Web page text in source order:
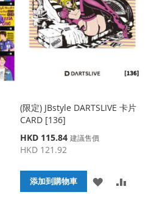
藏
夾
較
(限定) JBstyle DARTSLIVE 卡片
CARD [136]
特
殊
格
HKD 115.84 建議售價
HKD 121.92
添加到購物車
添